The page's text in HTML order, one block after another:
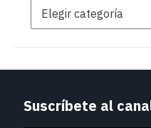
Suscríbete al